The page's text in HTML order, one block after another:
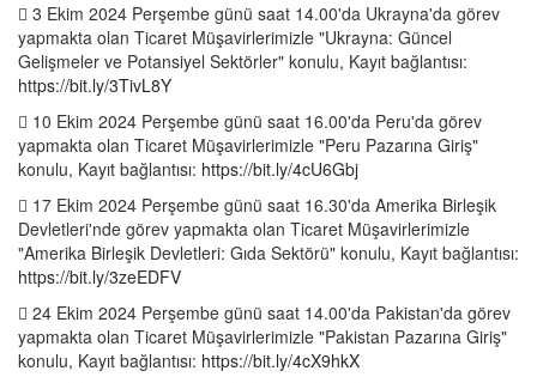
 3 Ekim 2024 Perşembe günü saat 14.00'da Ukrayna'da görev
yapmakta olan Ticaret Müşavirlerimizle "Ukrayna: Güncel
Gelişmeler ve Potansiyel Sektörler" konulu, Kayıt bağlantısı:
https://bit.ly/3TivL8Y
 10 Ekim 2024 Perşembe günü saat 16.00'da Peru'da görev
yapmakta olan Ticaret Müşavirlerimizle "Peru Pazarına Giriş"
konulu, Kayıt bağlantısı: https://bit.ly/4cU6Gbj
 17 Ekim 2024 Perşembe günü saat 16.30'da Amerika Birleşik
Devletleri'nde görev yapmakta olan Ticaret Müşavirlerimizle
"Amerika Birleşik Devletleri: Gıda Sektörü" konulu, Kayıt bağlantısı:
https://bit.ly/3zeEDFV
 24 Ekim 2024 Perşembe günü saat 14.00'da Pakistan'da görev
yapmakta olan Ticaret Müşavirlerimizle "Pakistan Pazarına Giriş"
konulu, Kayıt bağlantısı: https://bit.ly/4cX9hkX